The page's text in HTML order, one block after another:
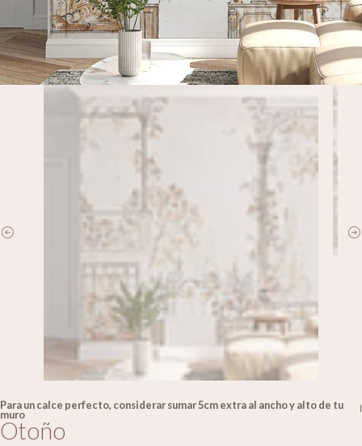
Para un calce perfecto, considerar sumar 5cm extra al ancho y alto de tu
muro
|
Otoño